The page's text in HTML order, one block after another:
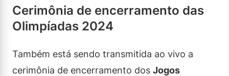
Cerimônia de encerramento das
Olimpíadas 2024
Também está sendo transmitida ao vivo a
cerimônia de encerramento dos Jogos